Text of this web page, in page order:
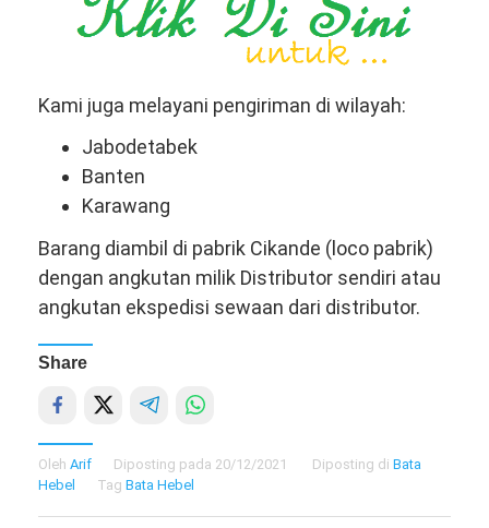
Kami juga melayani pengiriman di wilayah:
Jabodetabek
Banten
Karawang
Barang diambil di pabrik Cikande (loco pabrik)
dengan angkutan milik Distributor sendiri atau
angkutan ekspedisi sewaan dari distributor.
Share
Oleh Arif Diposting pada 20/12/2021 Diposting di Bata
Hebel
Tag Bata Hebel